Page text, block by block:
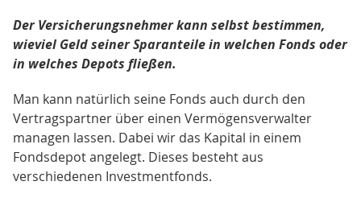
Der Versicherungsnehmer kann selbst bestimmen,
wieviel Geld seiner Sparanteile in welchen Fonds oder
in welches Depots fließen.
Man kann natürlich seine Fonds auch durch den
Vertragspartner über einen Vermögensverwalter
managen lassen. Dabei wir das Kapital in einem
Fondsdepot angelegt. Dieses besteht aus
verschiedenen Investmentfonds.